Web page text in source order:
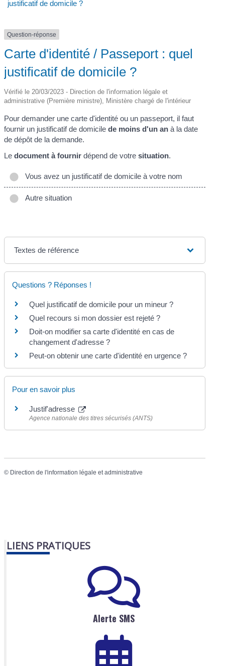
justificatif de domicile ?
Question-réponse
Carte d'identité / Passeport : quel
justificatif de domicile ?
Vérifié le 20/03/2023 - Direction de l'information légale et
administrative (Première ministre), Ministère chargé de l'intérieur
Pour demander une carte d'identité ou un passeport, il faut
fournir un justificatif de domicilede moins d'un an à la date
de dépôt de la demande.
Ledocument à fournir dépend de votresituation.
Vous avez un justificatif de domicile à votre nom
Autre situation
Textes de référence
Questions ? Réponses !
Quel justificatif de domicile pour un mineur ?
Quel recours si mon dossier est rejeté ?
Doit-on modifier sa carte d'identité en cas de
changement d'adresse ?
Peut-on obtenir une carte d'identité en urgence ?
Pour en savoir plus
Justif'adresse
Agence nationale des titres sécurisés (ANTS)
© Direction de l'information légale et administrative
LIENS PRATIQUES
Alerte SMS